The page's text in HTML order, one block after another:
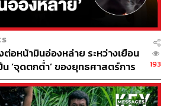
ESA and J. Olmsted (STScI)
BJ (2023) Detection of the
dilation of high-redshift quasars.
1–5.https://doi.org/10.1038/s4155
MacLeod, C. L. (2013). Optical
ต่อหน้ามินอ่องหล่าย ระหว่างเยือน
‘จุดตกต่ำ’ ของยุทธศาสตร์การ
193